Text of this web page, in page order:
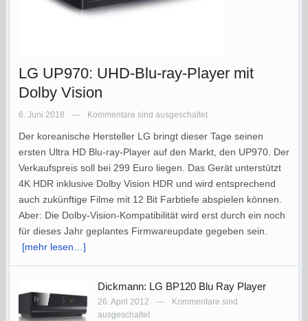
LG UP970: UHD-Blu-ray-Player mit
Dolby Vision
6. Juni 2018 — Kommentare sind ausgeschaltet
Der koreanische Hersteller LG bringt dieser Tage seinen
ersten Ultra HD Blu-ray-Player auf den Markt, den UP970. Der
Verkaufspreis soll bei 299 Euro liegen. Das Gerät unterstützt
4K HDR inklusive Dolby Vision HDR und wird entsprechend
auch zukünftige Filme mit 12 Bit Farbtiefe abspielen können.
Aber: Die Dolby-Vision-Kompatibilität wird erst durch ein noch
für dieses Jahr geplantes Firmwareupdate gegeben sein.
[mehr lesen…]
Dickmann: LG BP120 Blu Ray Player
26. April 2012 —
Kommentare sind
ausgeschaltet